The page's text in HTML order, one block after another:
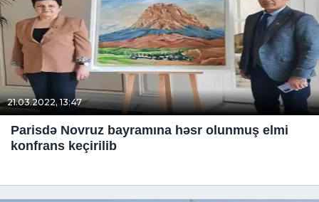
21.03.2022, 13:47
Parisdə Novruz bayramına həsr olunmuş elmi
konfrans keçirilib